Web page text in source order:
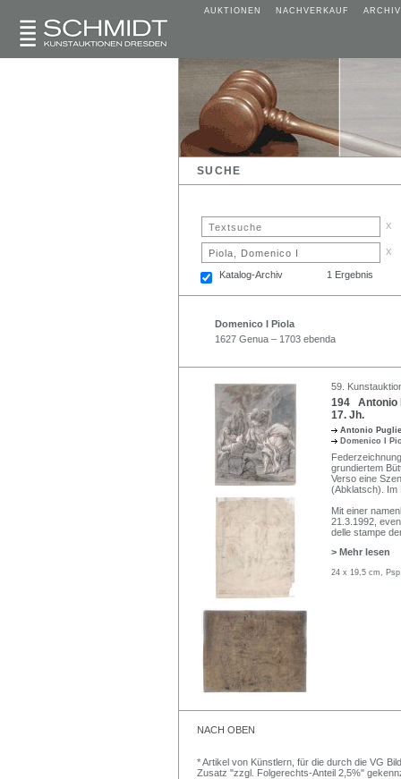
AUKTIONEN NACHVERKAUF ARCHIV
SUCHE
x
x
Katalog-Archiv 1 Ergebnis
Domenico I Piola
1627 Genua – 1703 ebenda
59.
194 Antonio
17. Jh.
Antonio
Domenico I
grundiertem
Verso eine
(Abklatsch). Im
Mit einer
21.3.1992,
delle stampe
> Mehr lesen
24 x 19,5 cm,
NACH OBEN
* Artikel von Künstlern, für die durch die VG
Zusatz "zzgl. Folgerechts-Anteil 2,5%"